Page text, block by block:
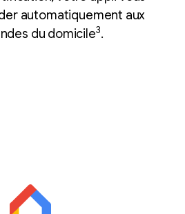
automatiquement aux
du domicile3.